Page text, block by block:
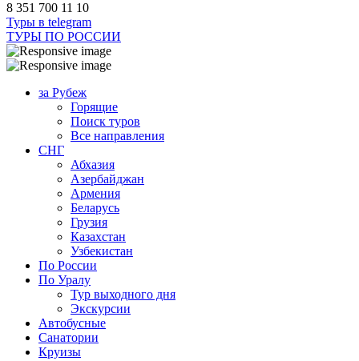
8 351 700 11 10
Туры в telegram
ТУРЫ ПО РОССИИ
за Рубеж
Горящие
Поиск туров
Все направления
СНГ
Абхазия
Азербайджан
Армения
Беларусь
Грузия
Казахстан
Узбекистан
По России
По Уралу
Тур выходного дня
Экскурсии
Автобусные
Санатории
Круизы